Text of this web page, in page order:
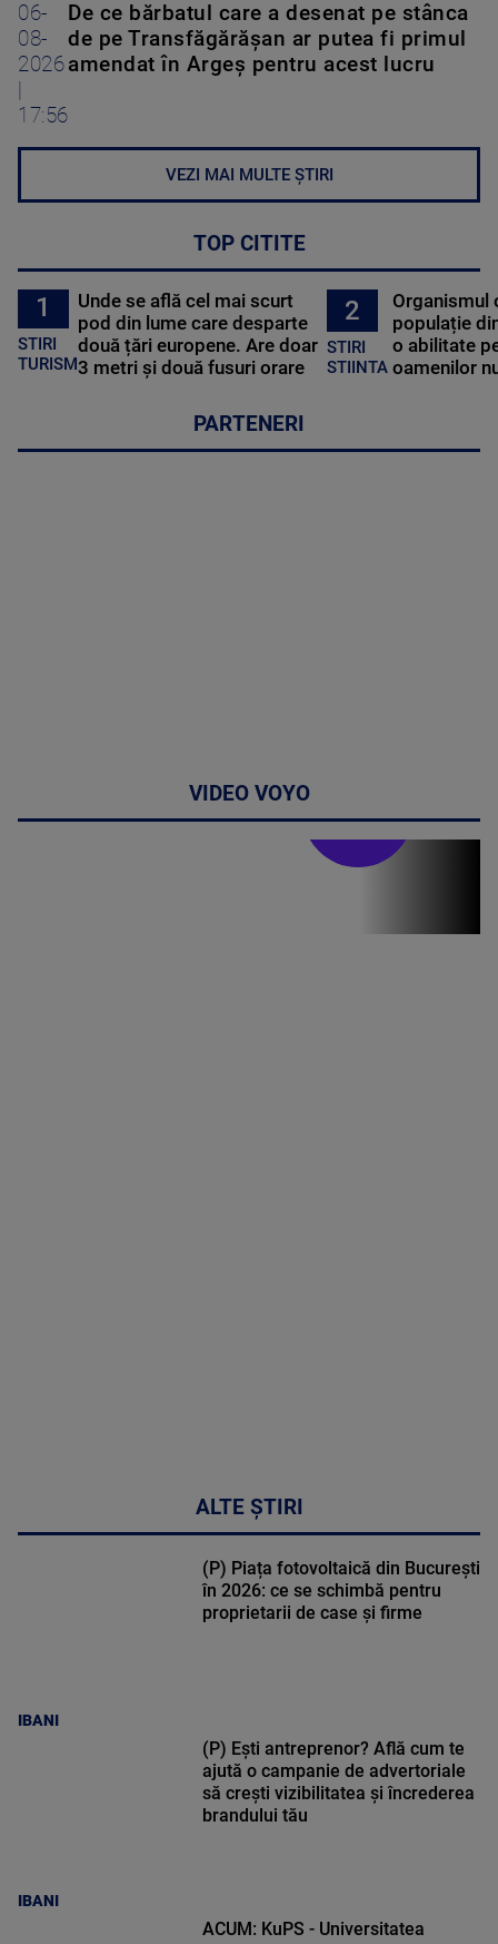
06-
08-
2026
17:56
De ce bărbatul care a desenat pe stânca
de pe Transfăgărășan ar putea fi primul
amendat în Argeș pentru acest lucru
VEZI MAI MULTE ȘTIRI
TOP CITITE
1
STIRI
TURISM
Unde se află cel mai scurt
pod din lume care desparte
două țări europene. Are doar
3 metri și două fusuri orare
2
STIRI
STIINTA
Organismul
populație
o abilitate
oamenilor
PARTENERI
VIDEO VOYO
ALTE ȘTIRI
IBANI
(P) Piața fotovoltaică din București
în 2026: ce se schimbă pentru
proprietarii de case și firme
IBANI
(P) Ești antreprenor? Află cum te
ajută o campanie de advertoriale
să crești vizibilitatea și încrederea
brandului tău
ACUM: KuPS - Universitatea